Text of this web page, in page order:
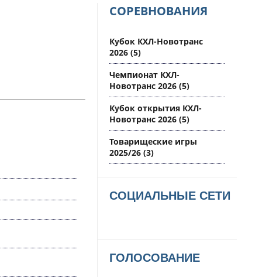
СОРЕВНОВАНИЯ
Кубок КХЛ-Новотранс
2026 (5)
Чемпионат КХЛ-
Новотранс 2026 (5)
Кубок открытия КХЛ-
Новотранс 2026 (5)
Товарищеские игры
2025/26 (3)
СОЦИАЛЬНЫЕ СЕТИ
ГОЛОСОВАНИЕ